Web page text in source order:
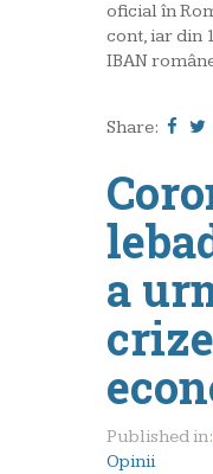
oficial în
cont, iar din
IBAN
Share:
a
crize
Published in:
Opinii